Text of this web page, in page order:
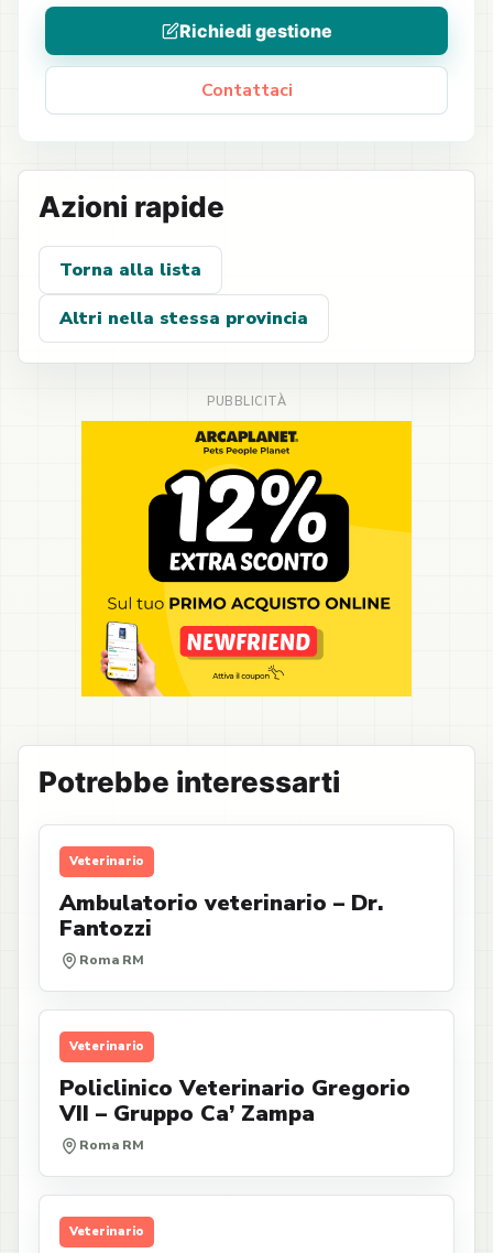
Richiedi gestione
Contattaci
Azioni rapide
Torna alla lista
Altri nella stessa provincia
Potrebbe interessarti
Veterinario
Ambulatorio veterinario – Dr.
Fantozzi
Roma RM
Veterinario
Policlinico Veterinario Gregorio
VII – Gruppo Ca’ Zampa
Roma RM
Veterinario